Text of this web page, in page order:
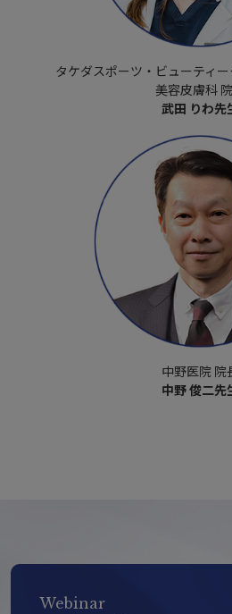
タケダスポーツ・ビューティ
美容皮膚科
武田 りわ先
中野医院 院
中野 俊二先
Webinar